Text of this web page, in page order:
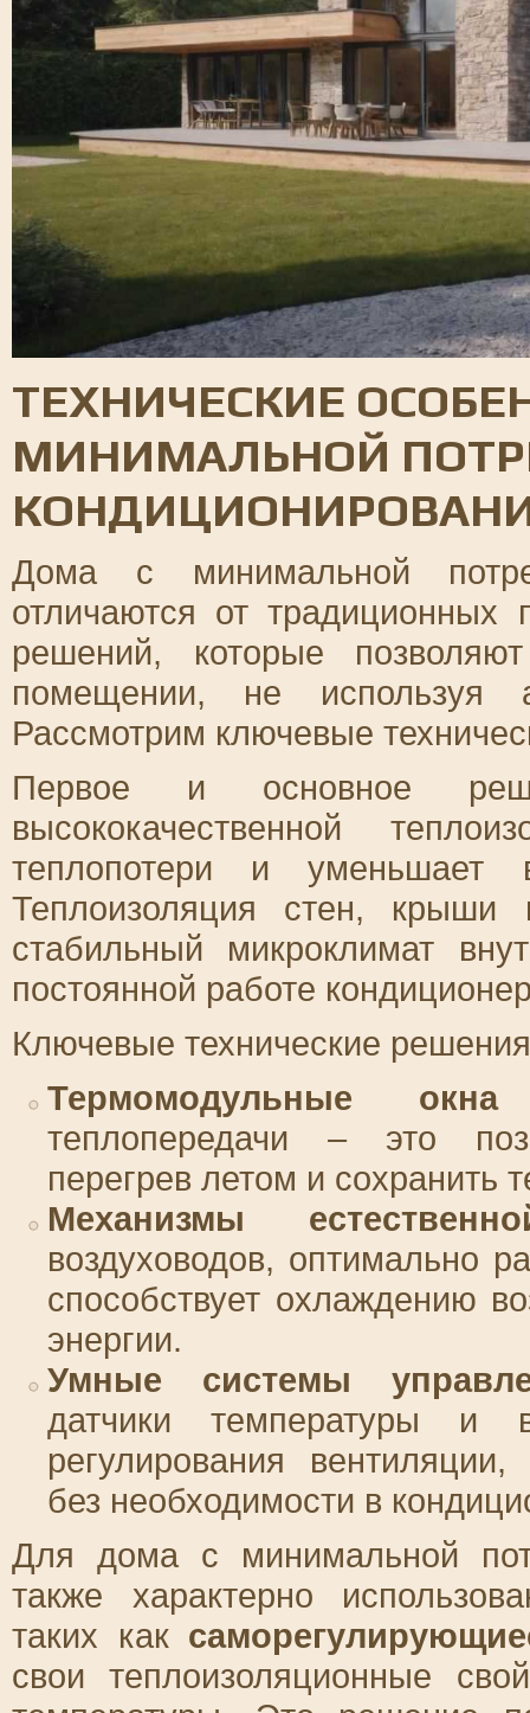
ТЕХНИЧЕСКИЕ
МИНИМАЛЬНОЙ
Дома с минимальной
отличаются от традиционных
решений, которые
помещении, не используя
Рассмотрим ключевые
Первое и основное
высококачественной
теплопотери и уменьшает
Теплоизоляция стен, крыши
стабильный микроклимат
постоянной работе
Ключевые технические
Термомодульные окна
теплопередачи – это
перегрев летом и сохранить
Механизмы
воздуховодов, оптимально
способствует охлаждению
энергии.
Умные системы
датчики температуры и
регулирования
без необходимости в
Для дома с минимальной
также характерно
таких как
свои теплоизоляционные